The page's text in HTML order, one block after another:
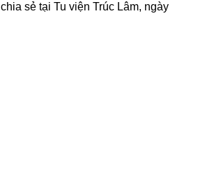
chia sẻ tại Tu viện Trúc Lâm, ngày